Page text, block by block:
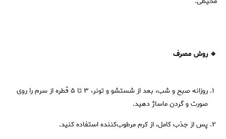
🔹 روش مصرف
روزانه صبح و شب، بعد از شستشو و تونر، ۳ تا ۵ قطره از سرم را روی
صورت و گردن ماساژ دهید.
پس از جذب کامل، از کرم مرطوب‌کننده استفاده کنید.